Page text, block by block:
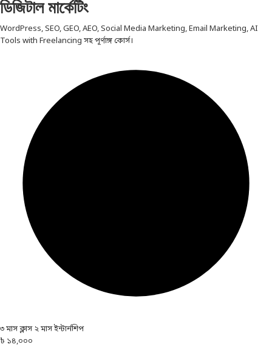
ডিজিটাল মার্কেটিং
WordPress, SEO, GEO, AEO, Social Media Marketing, Email Marketing, AI
Tools with Freelancing সহ পূর্ণাঙ্গ কোর্স।
৩ মাস ক্লাস ২ মাস ইন্টার্নশিপ
৳ ১৪,০০০